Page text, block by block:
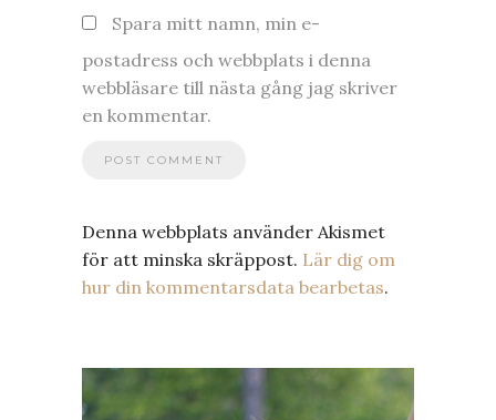
Spara mitt namn, min e-
postadress och webbplats i denna
webbläsare till nästa gång jag skriver
en kommentar.
Denna webbplats använder Akismet
för att minska skräppost. Lär dig om
hur din kommentarsdata bearbetas.